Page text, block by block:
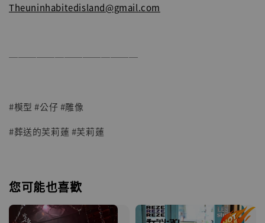
Theuninhabitedisland@gmail.com
──────────────
#模型 #公仔 #雕像
#葬送的芙莉蓮 #芙莉蓮
您可能也喜歡